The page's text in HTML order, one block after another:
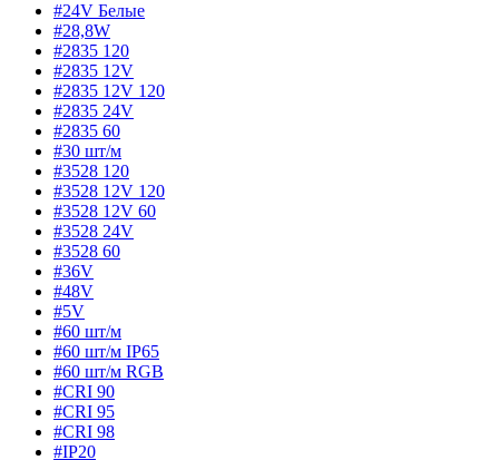
#24V Белые
#28,8W
#2835 120
#2835 12V
#2835 12V 120
#2835 24V
#2835 60
#30 шт/м
#3528 120
#3528 12V 120
#3528 12V 60
#3528 24V
#3528 60
#36V
#48V
#5V
#60 шт/м
#60 шт/м IP65
#60 шт/м RGB
#CRI 90
#CRI 95
#CRI 98
#IP20